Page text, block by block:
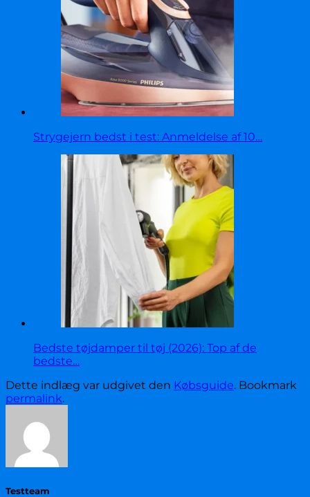
Strygejern bedst i test: Anmeldelse af 10…
Bedste tøjdamper til tøj (2026): Top af de
bedste…
Dette indlæg var udgivet den Købsguide. Bookmark
permalink.
Testteam